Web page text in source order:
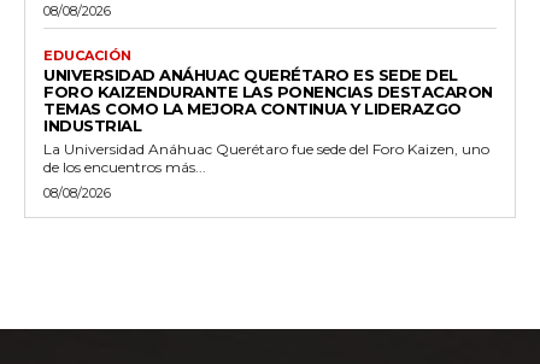
08/08/2026
EDUCACIÓN
UNIVERSIDAD ANÁHUAC QUERÉTARO ES SEDE DEL
FORO KAIZENDURANTE LAS PONENCIAS DESTACARON
TEMAS COMO LA MEJORA CONTINUA Y LIDERAZGO
INDUSTRIAL
La Universidad Anáhuac Querétaro fue sede del Foro Kaizen, uno
de los encuentros más...
08/08/2026